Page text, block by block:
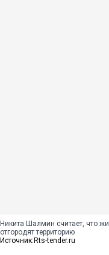
Никита Шалмин считает, что
отгородят территорию
Источник: Rts-tender.ru